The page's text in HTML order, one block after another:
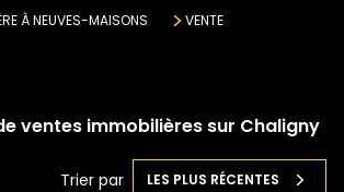
À NEUVES-MAISONS
VENTE
ventes immobilières sur Chaligny
Trier par LES PLUS RÉCENTES